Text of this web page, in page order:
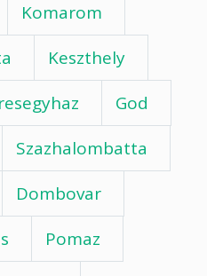
Komarom
Keszthely
God
Szazhalombatta
Dombovar
Pomaz